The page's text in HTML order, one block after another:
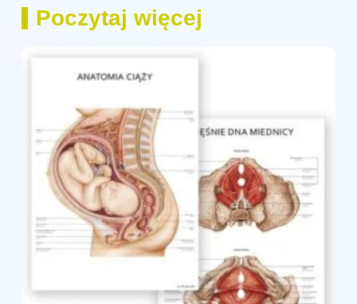
Poczytaj więcej